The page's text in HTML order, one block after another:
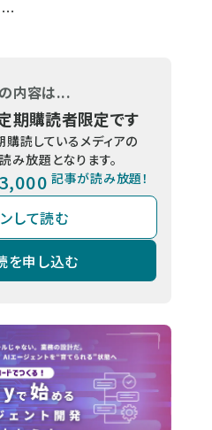
…
内容は...
期購読者限定です
購読しているメディアの
み放題となります。
3,000 記事が読み放題！
して読む
を申し込む